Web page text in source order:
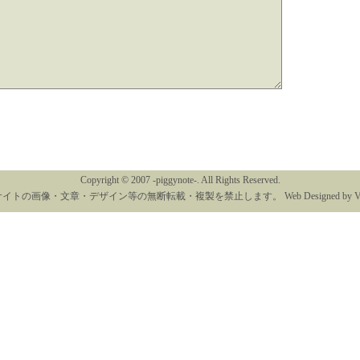
Copyright © 2007 -piggynote-. All Rights Reserved.
トの画像・文章・デザイン等の無断転載・複製を禁止します。 Web Designed by